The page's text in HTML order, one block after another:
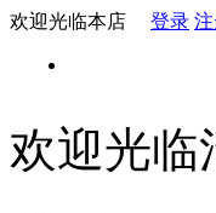
欢迎光临本店 登录
欢迎光临